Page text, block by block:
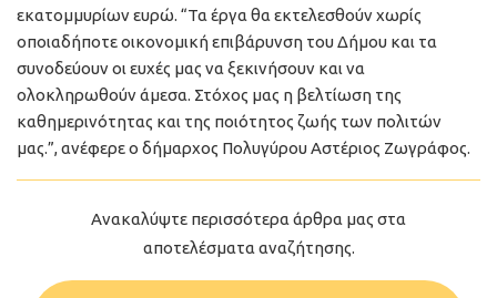
εκατομμυρίων ευρώ. “Τα έργα θα εκτελεσθούν χωρίς
οποιαδήποτε οικονομική επιβάρυνση του Δήμου και τα
συνοδεύουν οι ευχές μας να ξεκινήσουν και να
ολοκληρωθούν άμεσα. Στόχος μας η βελτίωση της
καθημερινότητας και της ποιότητος ζωής των πολιτών
μας.”, ανέφερε ο δήμαρχος Πολυγύρου Αστέριος Ζωγράφος.
Ανακαλύψτε περισσότερα άρθρα μας στα
αποτελέσματα αναζήτησης.